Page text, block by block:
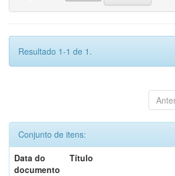
Resultado 1-1 de 1.
Conjunto de itens:
Data do
documento
Título